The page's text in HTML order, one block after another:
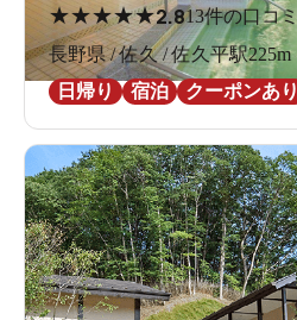
★★★★★2.813件の口コミ
長野県 / 佐久 / 佐久平駅225m
日帰り
宿泊 クーポンあり